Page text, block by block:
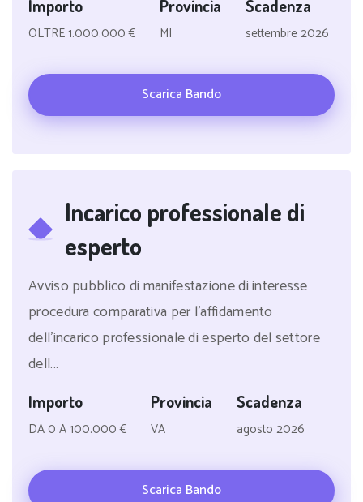
Importo
OLTRE 1.000.000 €
Provincia
MI
Scadenza
settembre 2026
Scarica Bando
Incarico professionale di
esperto
Avviso pubblico di manifestazione di interesse
procedura comparativa per l'affidamento
dell'incarico professionale di esperto del settore
dell...
Importo
DA 0 A 100.000 €
Provincia
VA
Scadenza
agosto 2026
Scarica Bando